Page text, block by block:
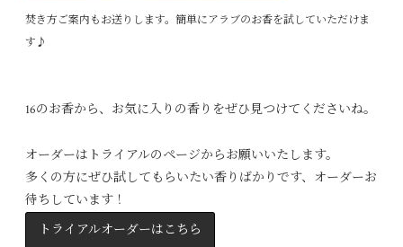
焚き方ご案内もお送りします。簡単にアラブのお香を試していただけま
す♪
16のお香から、お気に入りの香りをぜひ見つけてくださいね。
オーダーはトライアルのページからお願いいたします。
多くの方にぜひ試してもらいたい香りばかりです、オーダーお
待ちしています！
トライアルオーダーはこちら